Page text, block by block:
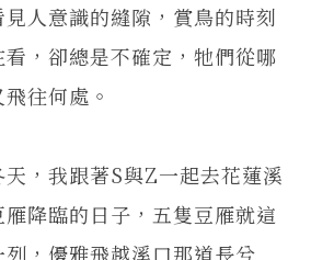
人意識的縫隙，賞鳥的時刻
，卻總是不確定，牠們從哪
往何處。
，我跟著S與Z一起去花蓮溪
降臨的日子，五隻豆雁就這
，優雅飛越溪口那道長兮